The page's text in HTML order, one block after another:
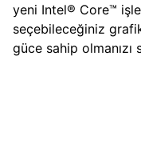
yeni Intel® Core™
seçebileceğiniz
güce sahip olmanızı